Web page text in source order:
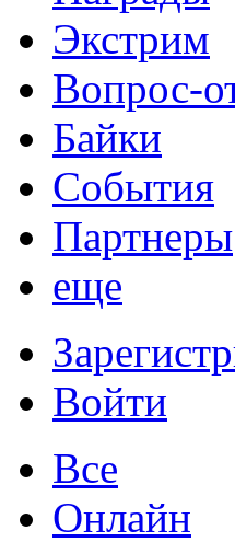
Экстрим
Вопрос-
Байки
События
Партнеры
еще
Войти
Все
Онлайн